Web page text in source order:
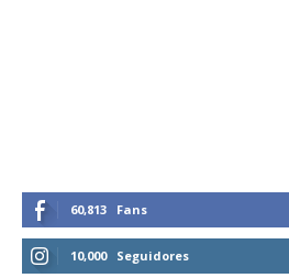
60,813 Fans
10,000 Seguidores